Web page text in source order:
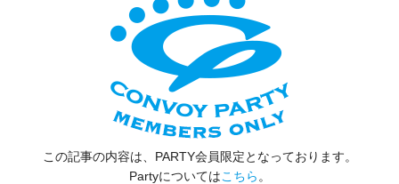
この記事の内容は、PARTY会員限定となっております。
Partyについてはこちら 。